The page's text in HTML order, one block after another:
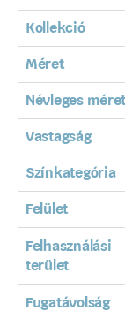
Kollekció
Méret
Névleges
Vastagság
Színkategória
Felület
Felhasználási
terület
Fugatávolság